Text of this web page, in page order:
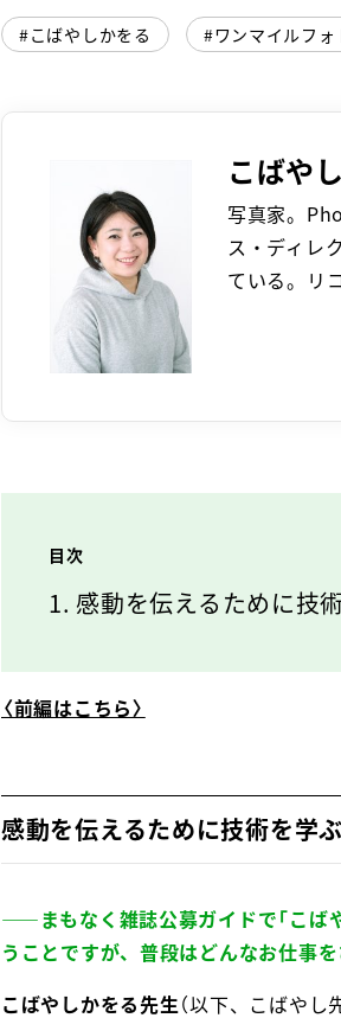
こばやしかをる ワンマイルフォ
こばや
写真家。
ス・ディレ
ている。リ
目次
感動を伝えるために技
〈前編はこちら〉
感動を伝えるために技術を学ぶ
――まもなく雑誌公募ガイドで「こば
うことですが、普段はどんなお仕事
こばやしかをる先生（以下、こばやし